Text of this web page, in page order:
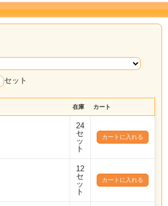
セット
在庫 カート
24
セ
ッ
ト
12
セ
ッ
ト